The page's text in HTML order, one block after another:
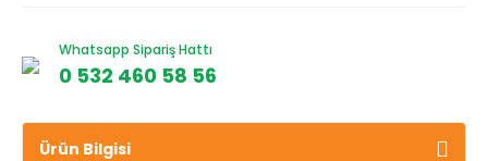
Whatsapp Sipariş Hattı
0 532 460 58 56
Ürün Bilgisi